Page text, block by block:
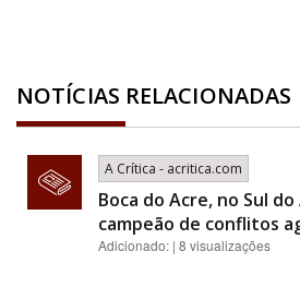
NOTÍCIAS RELACIONADAS
A Crítica - acritica.com
Boca do Acre, no Sul
campeão de conflitos
Adicionado: | 8 visualizações